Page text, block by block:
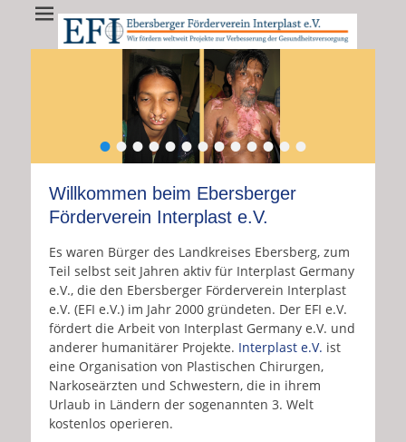
EFI - Ebersberger
Förderverein
Interplast e.V.
EFI e.V. fördert weltweit Projekte zur Verbesserung der
Gesundheitsversorgung
•••••••••••••
Willkommen beim Ebersberger
Förderverein Interplast e.V.
Es waren Bürger des Landkreises Ebersberg, zum
Teil selbst seit Jahren aktiv für Interplast Germany
e.V., die den Ebersberger Förderverein Interplast
e.V. (EFI e.V.) im Jahr 2000 gründeten. Der EFI e.V.
fördert die Arbeit von Interplast Germany e.V. und
anderer humanitärer Projekte. Interplast e.V. ist
eine Organisation von Plastischen Chirurgen,
Narkoseärzten und Schwestern, die in ihrem
Urlaub in Ländern der sogenannten 3. Welt
kostenlos operieren.